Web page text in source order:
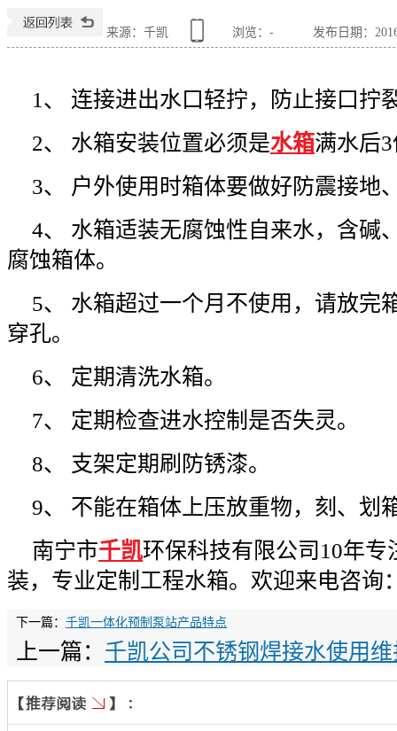
来源：千凯 浏览： - 发布日期：
1、 连接进出水口轻拧，防止接口拧
2、 水箱安装位置必须是水箱满水后
3、 户外使用时箱体要做好防震接地
4、 水箱适装无腐蚀性自来水，含碱
腐蚀箱体。
5、 水箱超过一个月不使用，请放完
穿孔。
6、 定期清洗水箱。
7、 定期检查进水控制是否失灵。
8、 支架定期刷防锈漆。
9、 不能在箱体上压放重物，刻、划
南宁市千凯环保科技有限公司10年专
装，专业定制工程水箱。欢迎来电咨询
下一篇： 千凯一体化预制泵站产品特点
上一篇： 千凯公司不锈钢焊接水使用